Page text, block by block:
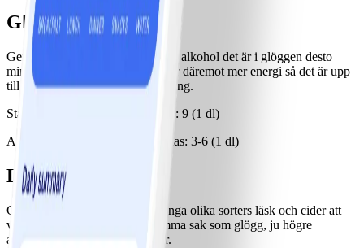
Glögg
Generellt kan man säga att ju mer alkohol det är i glöggen desto
mindre socker. Alkohol innehåller däremot mer energi så det är upp
till var och en att göra en avvägning.
Starkvinsglögg, SmartPoints/glas: 9 (1 dl)
Alkoholfri glögg, SmartPoints/glas: 3-6 (1 dl)
Läsk och cider
Gillar man inte vin finns det många olika sorters läsk och cider att
välja bland. För cider gäller samma sak som glögg, ju högre
alkoholhalt desto mindre socker.